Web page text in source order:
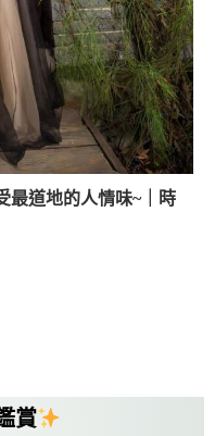
最道地的人情味~｜時
賞